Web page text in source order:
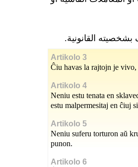
القانونية.
Artikolo 3
Ĉiu havas la rajtojn je
Artikolo 4
Neniu estu tenata en
estu malpermesitaj en ĉiuj
Artikolo 5
Neniu suferu torturon aŭ
punon.
Artikolo 6